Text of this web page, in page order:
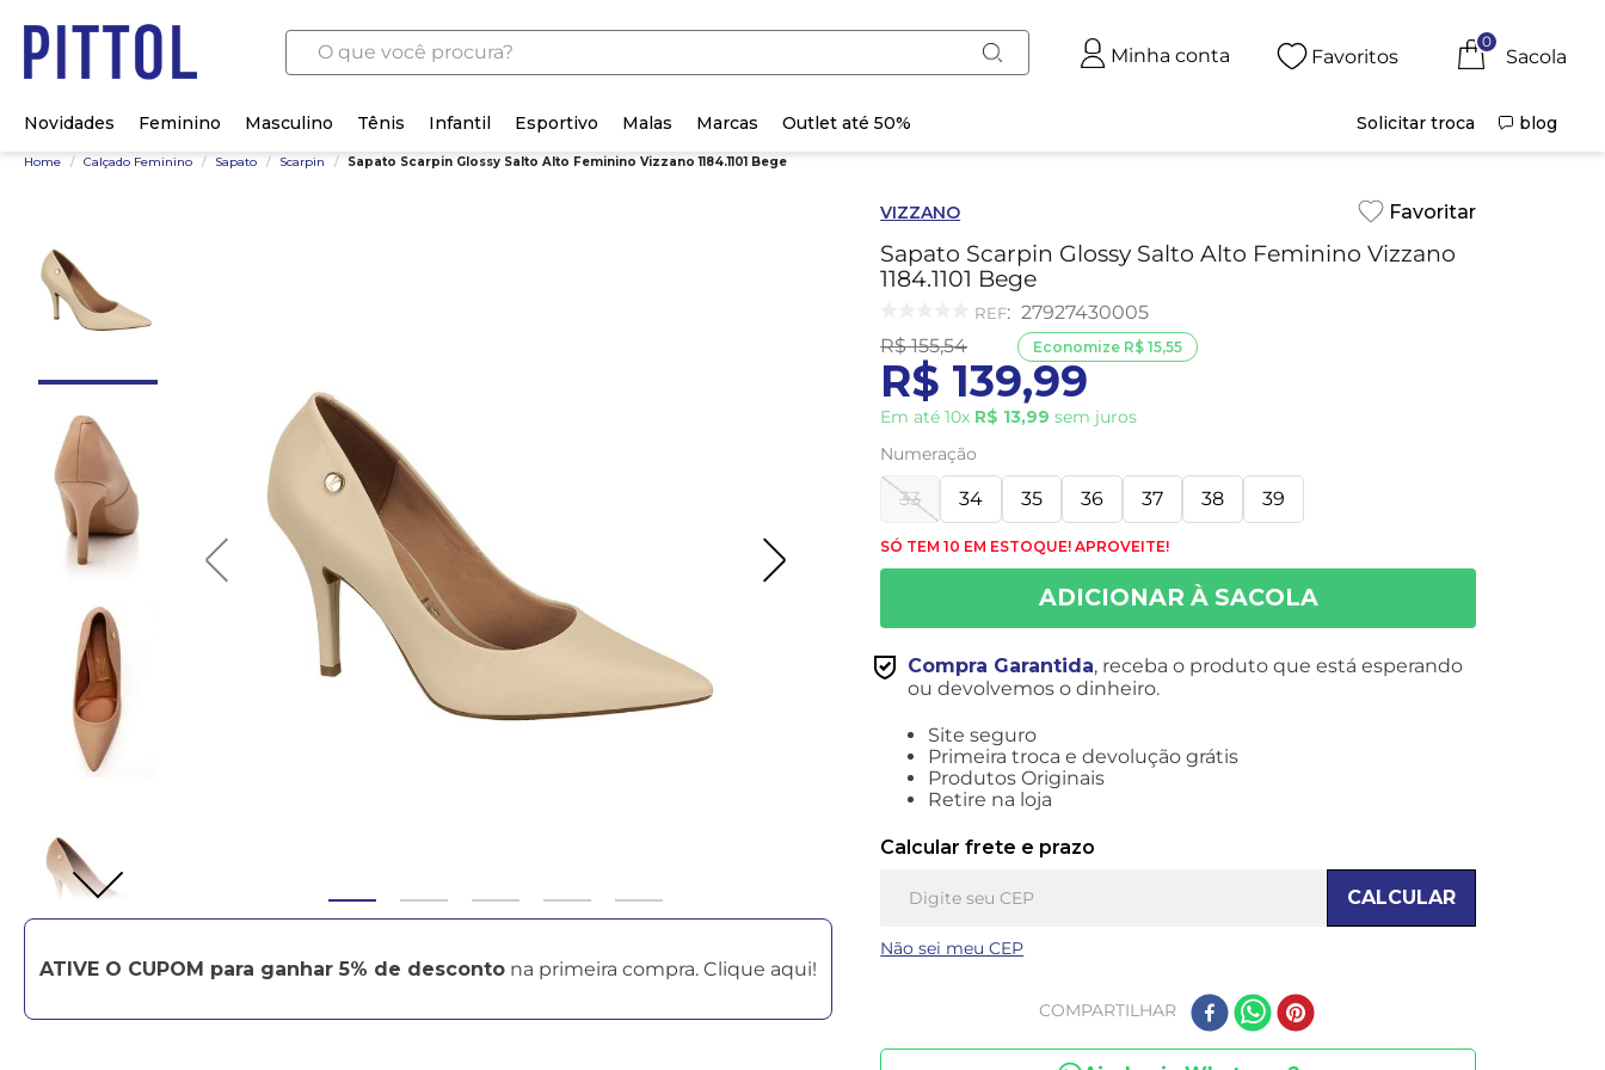
O que você procura?
Minha conta Favoritos
0
Novidades Feminino Masculino Tênis Infantil Esportivo Malas Marcas Outlet até 50% Solicitar troca blog
Home / Calçado Feminino / Sapato / Scarpin / Sapato Scarpin Glossy Salto Alto Feminino Vizzano 1184.1101 Bege
ATIVE O CUPOM para ganhar 5% de desconto na primeira compra. Clique aqui!
VIZZANO
Sapato Scarpin Glossy Salto Alto Feminino Vizzano
1184.1101 Bege
: 27927430005
R$ 155,54
R$ 139,99
Em até10x R$ 13,99 sem juros
Economize R$ 15,55
Numeração
33 34 35 36 37 38 39
SÓ TEM 10 EM ESTOQUE! APROVEITE!
Compra Garantida, receba o produto que está esperando
ou devolvemos o dinheiro.
Site seguro
Primeira troca e devolução grátis
Produtos Originais
Retire na loja
Calcular frete e prazo
CALCULAR
Não sei meu CEP
COMPARTILHAR